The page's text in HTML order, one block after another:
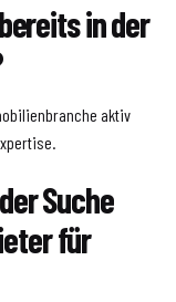
in der
aktiv
Suche
für